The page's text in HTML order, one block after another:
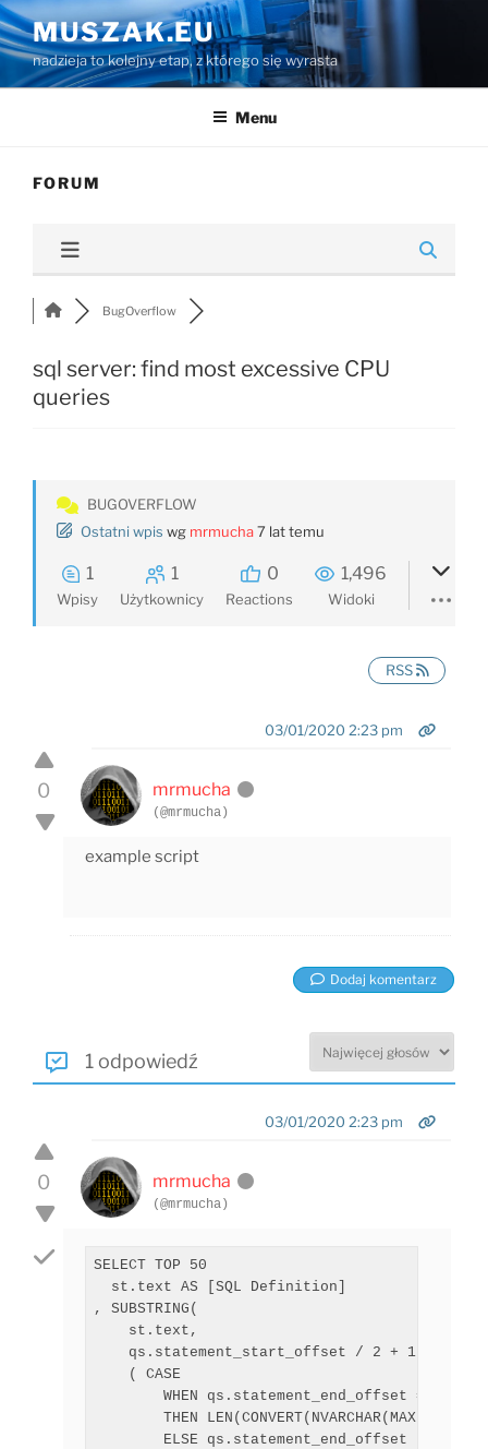
Przejdź
do
treści
MUSZAK.EU
nadzieja to kolejny etap, z którego się wyrasta
Menu
FORUM
BugOverflow
sql server: find most excessive CPU
queries
BUGOVERFLOW
Ostatni wpis wg mrmucha7 lat temu
1
Wpisy
1
Użytkownicy
0
Reactions
1,496
Widoki
RSS
0
03/01/2020 2:23 pm
mrmucha
(@mrmucha)
example script
Dodaj komentarz
1 odpowiedź
0
03/01/2020 2:23 pm
mrmucha
(@mrmucha)
SELECT TOP 50
  st.text AS [SQL Definition]
, SUBSTRING(
    st.text,
    qs.statement_start_offset / 2 + 1,
    ( CASE
        WHEN qs.statement_end_offset = -1
THEN LEN(CONVERT(NVARCHAR(MAX),
        ELSE qs.statement_end_offset